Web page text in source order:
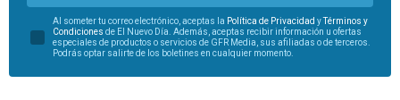
Al someter tu correo electrónico, aceptas la Política de Privacidad yTérminos y
Condiciones de El Nuevo Día. Además, aceptas recibir información u ofertas
especiales de productos o servicios de GFR Media, sus afiliadas o de terceros.
Podrás optar salirte de los boletines en cualquier momento.